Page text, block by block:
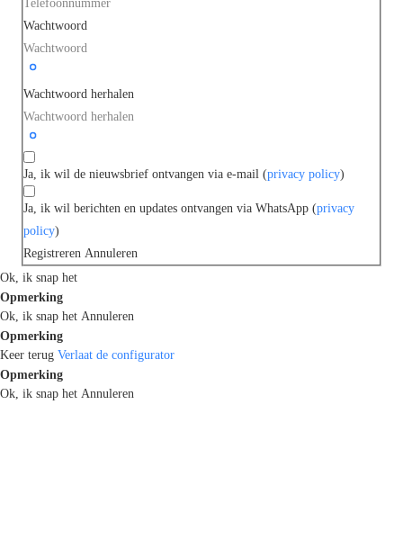
Wachtwoord
Wachtwoord herhalen
Ja, ik wil de nieuwsbrief ontvangen via e-mail (privacy policy)
Ja, ik wil berichten en updates ontvangen via WhatsApp (privacy
policy)
Registreren Annuleren
Ok, ik snap het
Opmerking
Ok, ik snap het Annuleren
Opmerking
Keer terug Verlaat de configurator
Opmerking
Ok, ik snap het Annuleren